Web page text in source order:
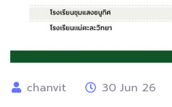
chanvit 30 Jun 26